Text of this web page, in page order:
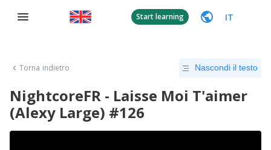
Start learning IT
Torna indietro Nascondi il testo
NightcoreFR - Laisse Moi T'aimer
(Alexy Large) #126